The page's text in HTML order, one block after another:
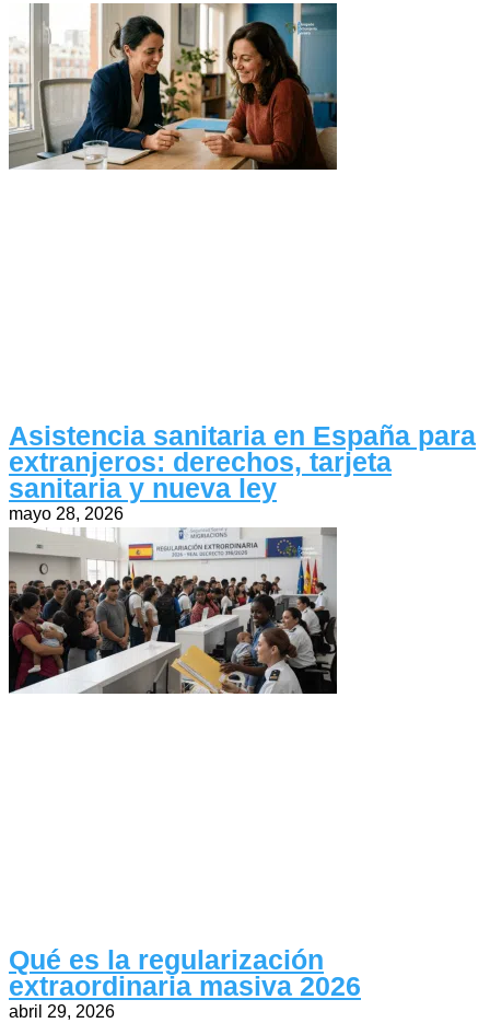
Asistencia sanitaria en España para
extranjeros: derechos, tarjeta
sanitaria y nueva ley
mayo 28, 2026
Qué es la regularización
extraordinaria masiva 2026
abril 29, 2026